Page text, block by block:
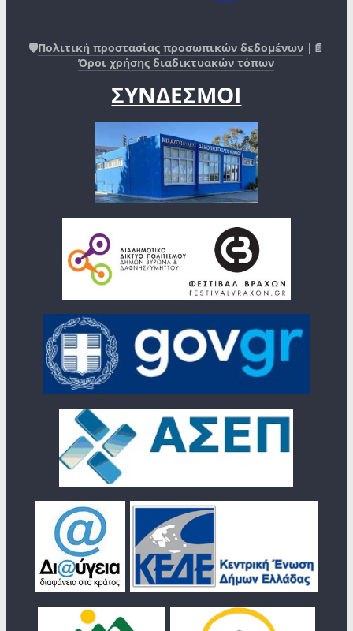
🛡️Πολιτική προστασίας προσωπικών δεδομένων |📄
Όροι χρήσης διαδικτυακών τόπων
ΣΥΝΔΕΣΜΟΙ